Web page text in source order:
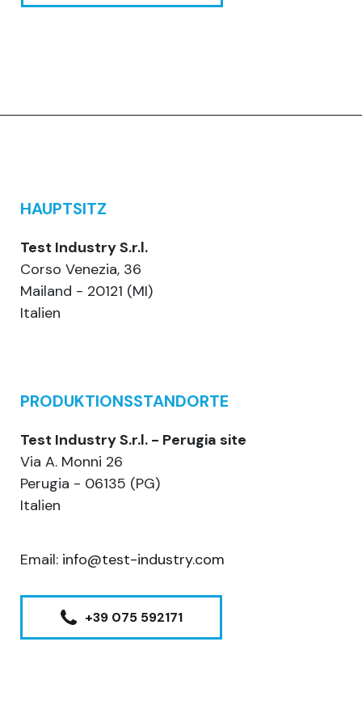
HAUPTSITZ
Test Industry S.r.l.
Corso Venezia, 36
Mailand - 20121 (MI)
Italien
PRODUKTIONSSTANDORTE
Test Industry S.r.l. - Perugia site
Via A. Monni 26
Perugia - 06135 (PG)
Italien
Email: info@test-industry.com
+39 075 592171